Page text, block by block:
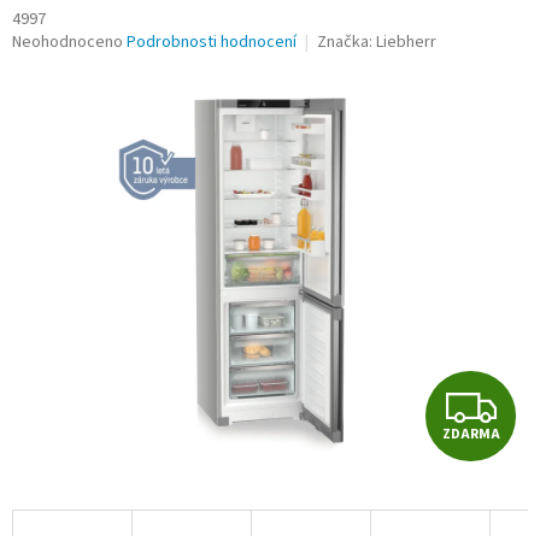
4997
Průměrné
Neohodnoceno Podrobnosti hodnocení Značka: Liebherr
Z
D
A
ZDARMA